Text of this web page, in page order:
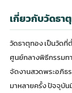
เกี่ยวกับวัดธา
วัดธาตุทอง เป็นวัดที่
ศูนย์กลางพิธีกรรม
จัดงานสวดพระอภิ
มาหลายครั้ง ปัจจุบั